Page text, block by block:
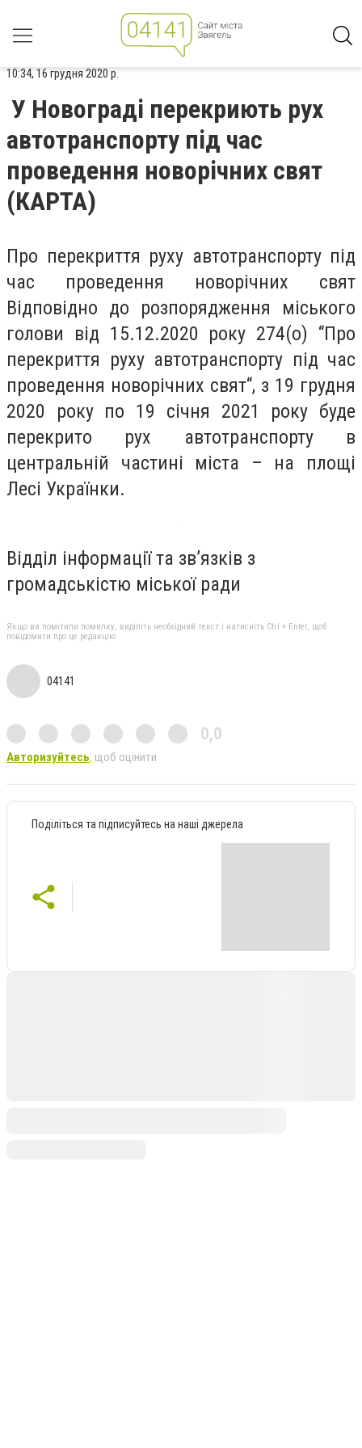
10:34, 16 грудня 2020 р.
У Новограді перекриють рух
автотранспорту під час
проведення новорічних свят
(КАРТА)
Про перекриття руху автотранспорту під
час проведення новорічних свят
Відповідно до розпорядження міського
голови від 15.12.2020 року 274(о) “Про
перекриття руху автотранспорту під час
проведення новорічних свят“, з 19 грудня
2020 року по 19 січня 2021 року буде
перекрито рух автотранспорту в
центральній частині міста – на площі
Лесі Українки.
Відділ інформації та зв’язків з
громадськістю міської ради
Якщо ви помітили помилку, виділіть необхідний текст і натисніть Ctrl + Enter, щоб
повідомити про це редакцію
04141
0,0
Авторизуйтесь, щоб оцінити
Поділіться та підписуйтесь на наші джерела